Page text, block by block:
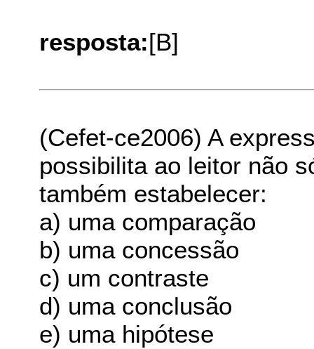
resposta:[B]
(Cefet-ce2006) A
possibilita ao leitor não
também estabelecer:
a) uma comparação
b) uma concessão
c) um contraste
d) uma conclusão
e) uma hipótese